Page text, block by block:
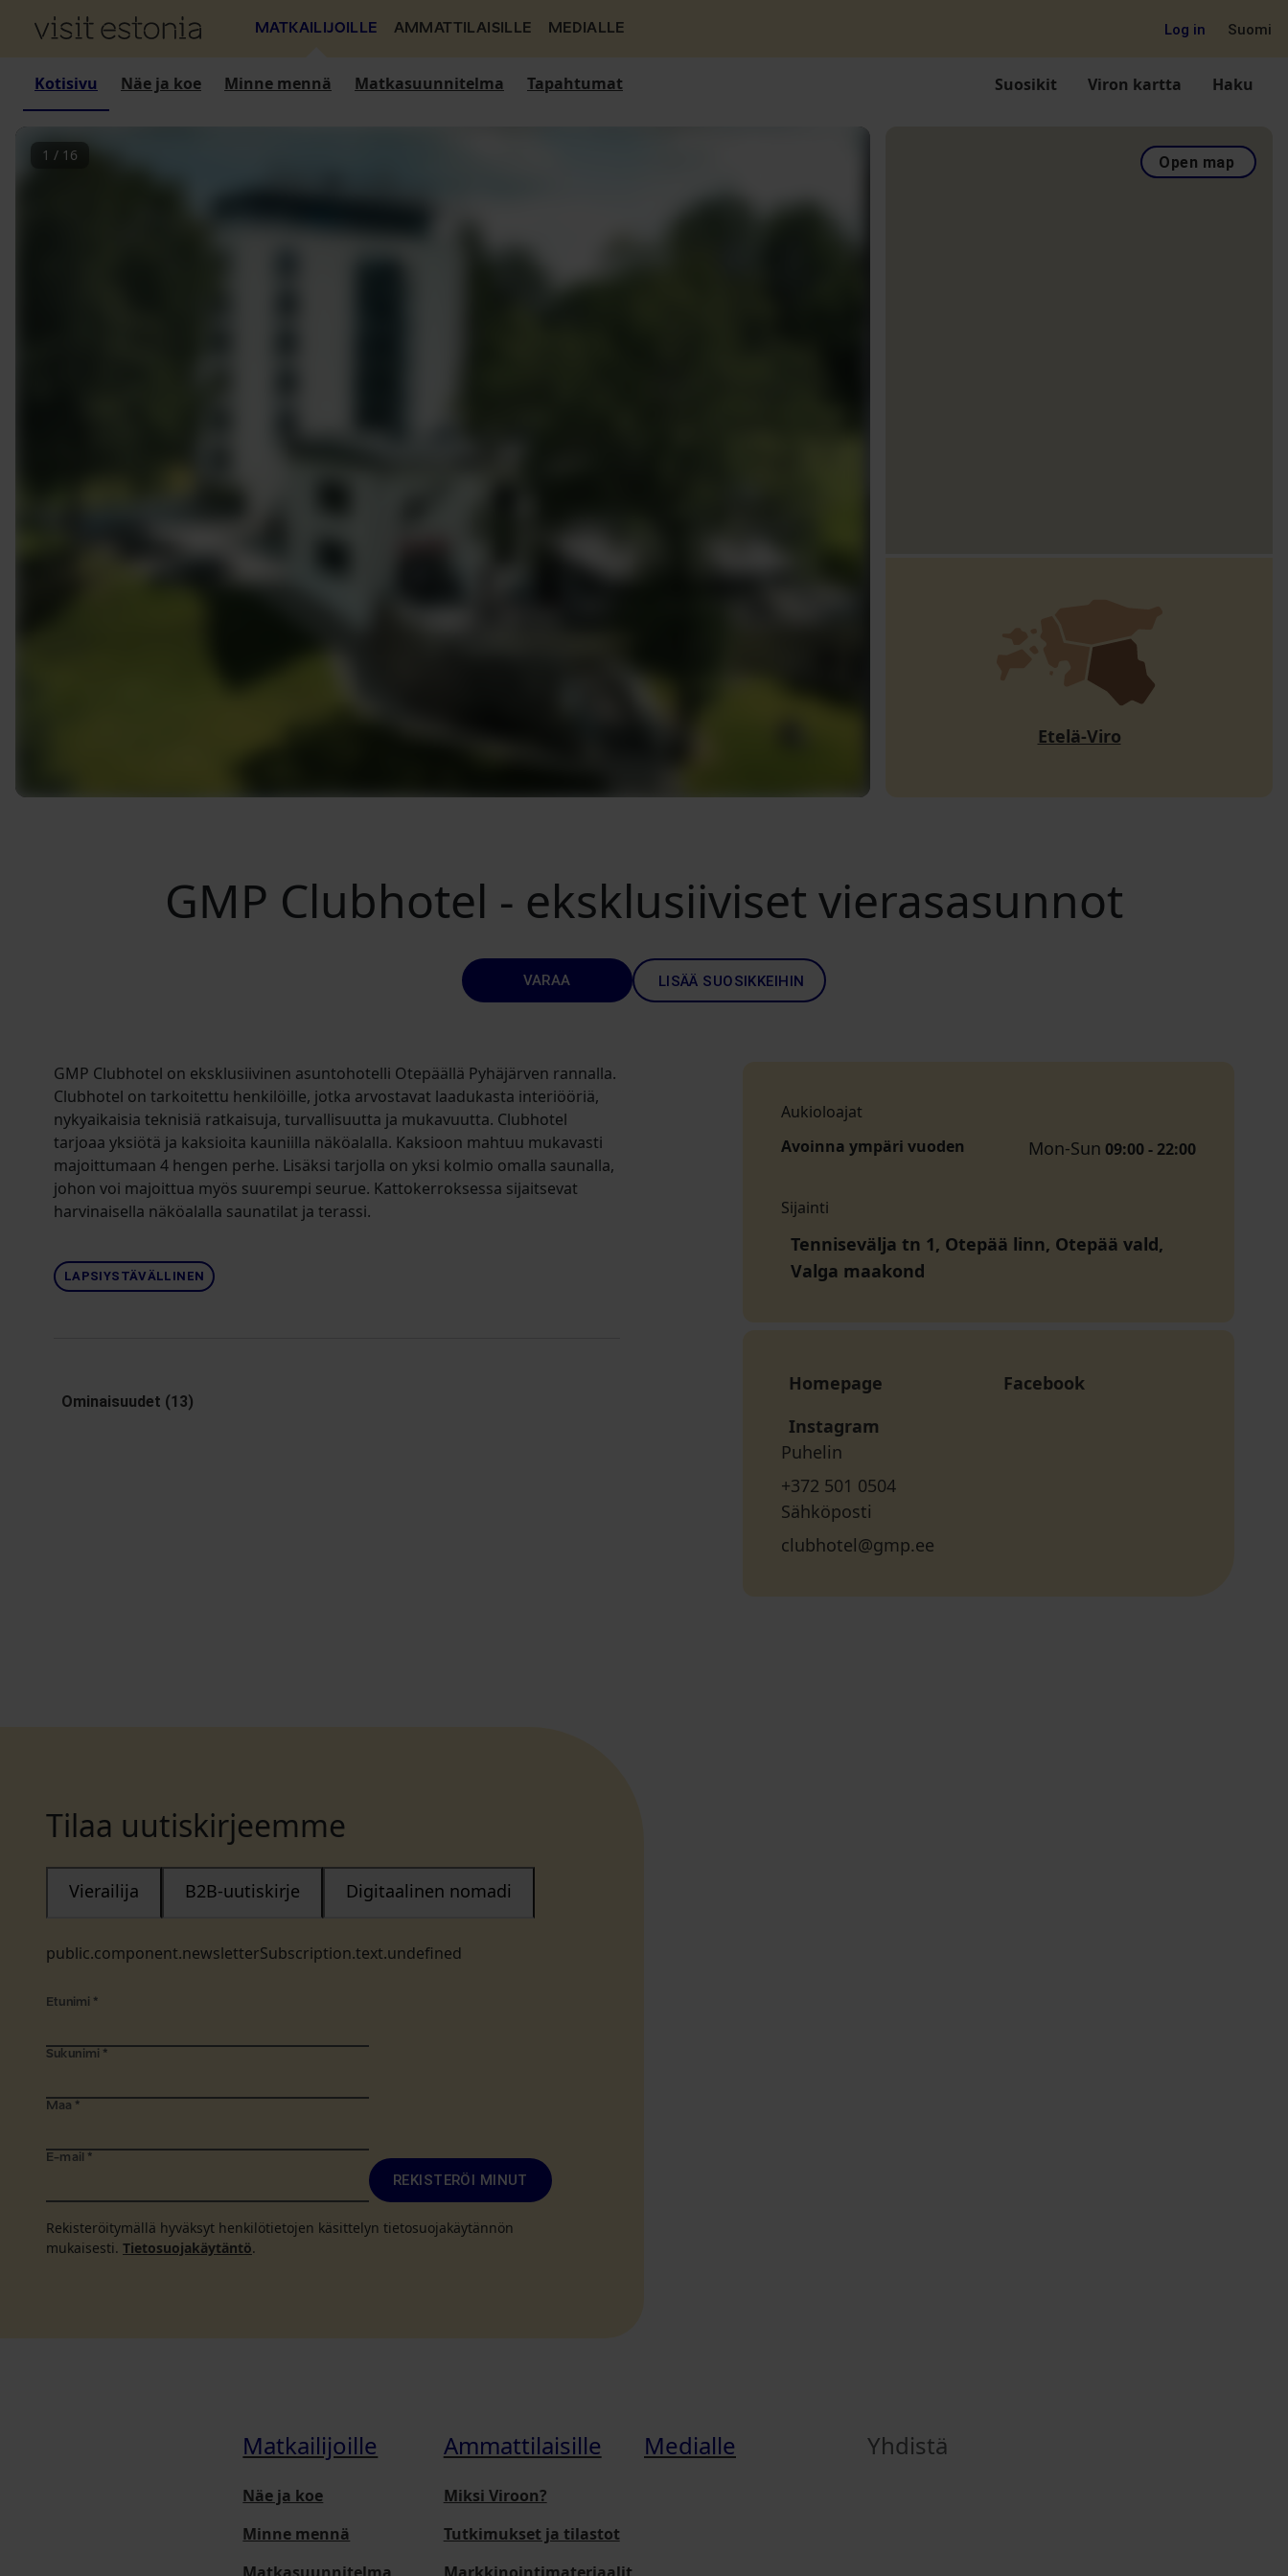
MATKAILIJOILLE AMMATTILAISILLE MEDIALLE Log in Suomi
Kotisivu Näe ja koe Minne mennä Matkasuunnitelma Tapahtumat Suosikit Viron kartta Haku
1 / 16 Open map
Etelä-Viro
GMP Clubhotel - eksklusiiviset vierasasunnot
VARAA LISÄÄ SUOSIKKEIHIN
GMP Clubhotel on eksklusiivinen asuntohotelli Otepäällä Pyhäjärven rannalla.
Clubhotel on tarkoitettu henkilöille, jotka arvostavat laadukasta interiööriä,
nykyaikaisia teknisiä ratkaisuja, turvallisuutta ja mukavuutta. Clubhotel
tarjoaa yksiötä ja kaksioita kauniilla näköalalla. Kaksioon mahtuu mukavasti
majoittumaan 4 hengen perhe. Lisäksi tarjolla on yksi kolmio omalla saunalla,
johon voi majoittua myös suurempi seurue. Kattokerroksessa sijaitsevat
harvinaisella näköalalla saunatilat ja terassi.
LAPSIYSTÄVÄLLINEN
Ominaisuudet (13)
Aukioloajat
Avoinna ympäri vuoden
Mon-Sun 09:00 - 22:00
Sijainti
Tennisevälja tn 1, Otepää linn, Otepää vald,
Valga maakond
Homepage
Facebook
Instagram
Puhelin
+372 501 0504
Sähköposti
clubhotel@gmp.ee
Tilaa uutiskirjeemme
public.component.newsletterSubscription.text.undefined
Vierailija B2B-uutiskirje Digitaalinen nomadi
Etunimi *
Sukunimi *
Maa *
E-mail *
REKISTERÖI MINUT
Rekisteröitymällä hyväksyt henkilötietojen käsittelyn tietosuojakäytännön
mukaisesti. Tietosuojakäytäntö.
Matkailijoille
Näe ja koe
Minne mennä
Ammattilaisille
Miksi Viroon?
Tutkimukset ja tilastot
Medialle Yhdistä